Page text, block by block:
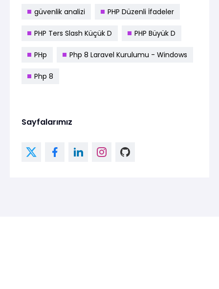
güvenlik analizi PHP Düzenli İfadeler
PHP Ters Slash Küçük D PHP Büyük D
PHp Php 8 Laravel Kurulumu - Windows
Php 8
Sayfalarımız